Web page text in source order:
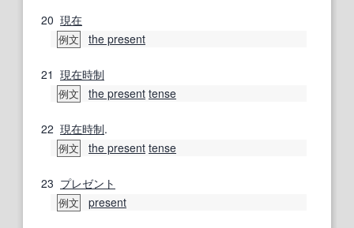
20 現在
例文 the present
21 現在時制
例文 the present tense
22 現在時制.
例文 the present tense
23 プレゼント
例文 present